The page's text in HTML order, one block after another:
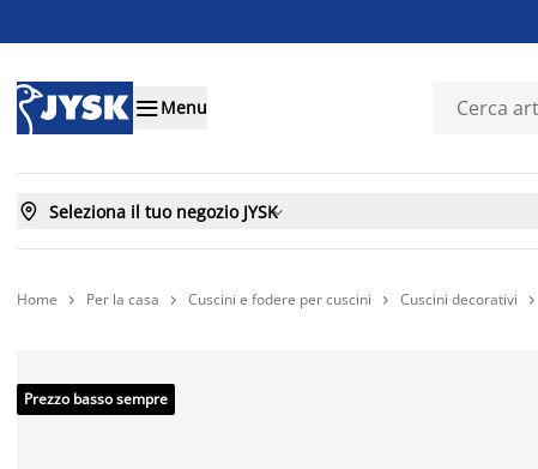
Menu
 Seleziona il tuo negozio JYSK
Home  Per la casa  Cuscini e fodere per cuscini  Cuscini decorativi 
Prezzo basso sempre